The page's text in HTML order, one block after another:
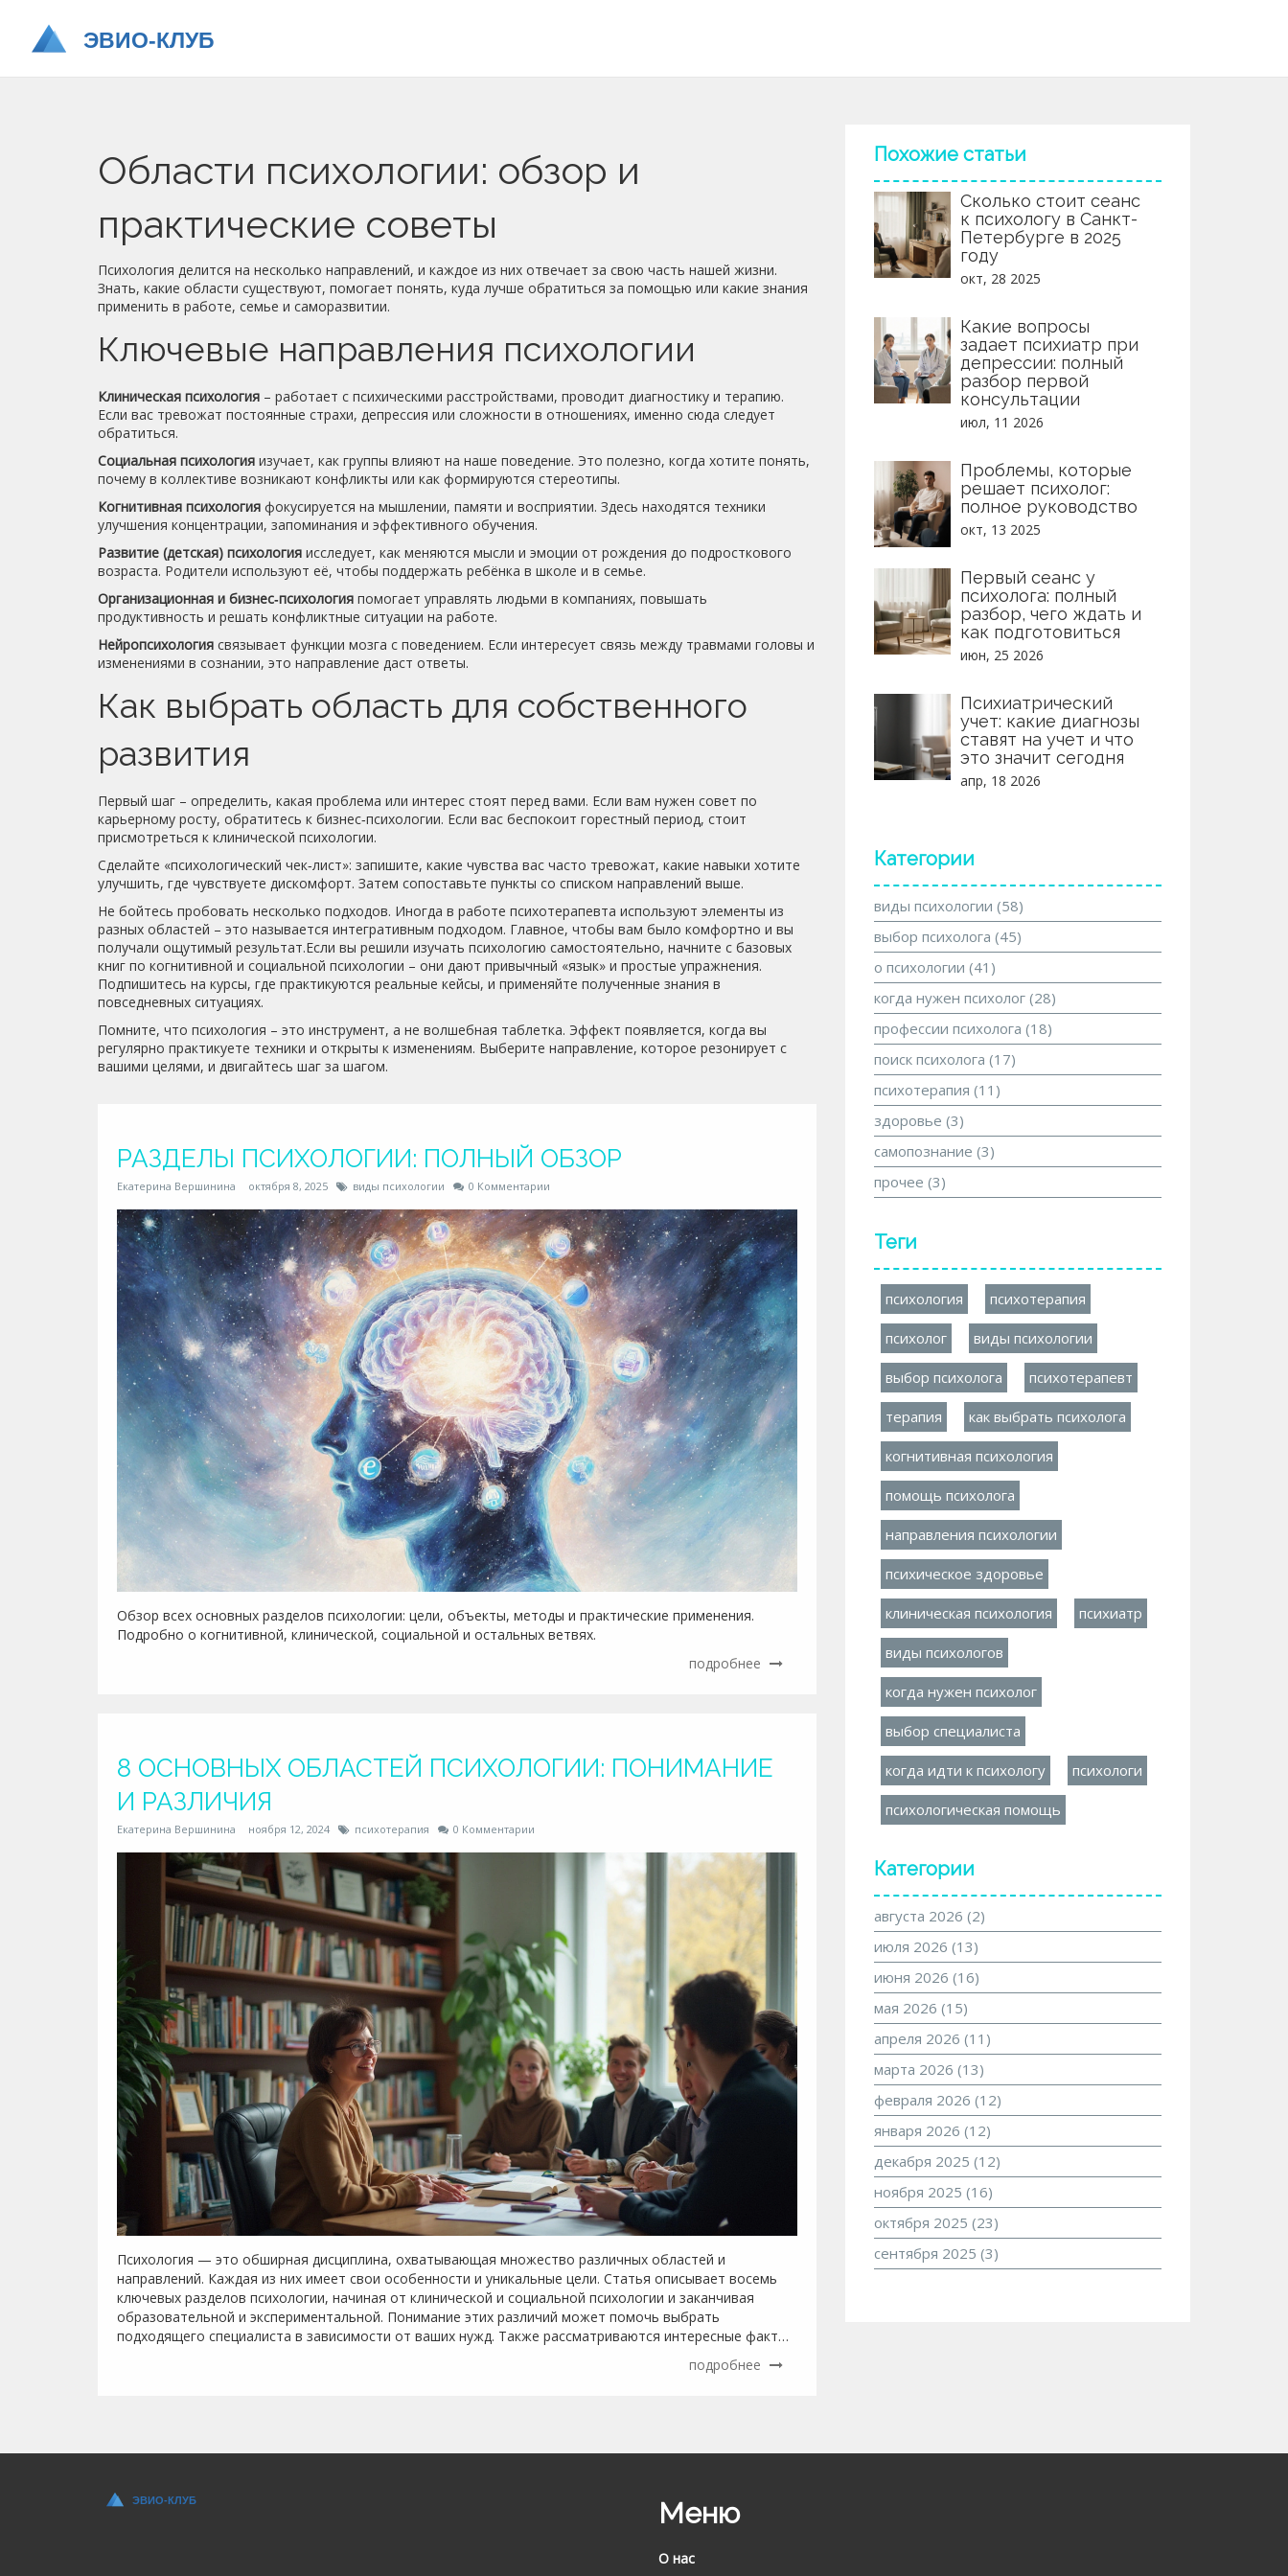
Области психологии: обзор и
практические советы
Психология делится на несколько направлений, и каждое из них отвечает за свою часть нашей жизни.
Знать, какие области существуют, помогает понять, куда лучше обратиться за помощью или какие знания
применить в работе, семье и саморазвитии.
Ключевые направления психологии
Клиническая психология – работает с психическими расстройствами, проводит диагностику и терапию.
Если вас тревожат постоянные страхи, депрессия или сложности в отношениях, именно сюда следует
обратиться.
Социальная психология изучает, как группы влияют на наше поведение. Это полезно, когда хотите понять,
почему в коллективе возникают конфликты или как формируются стереотипы.
Когнитивная психология фокусируется на мышлении, памяти и восприятии. Здесь находятся техники
улучшения концентрации, запоминания и эффективного обучения.
Развитие (детская) психология исследует, как меняются мысли и эмоции от рождения до подросткового
возраста. Родители используют её, чтобы поддержать ребёнка в школе и в семье.
Организационная и бизнес‑психология помогает управлять людьми в компаниях, повышать
продуктивность и решать конфликтные ситуации на работе.
Нейропсихология связывает функции мозга с поведением. Если интересует связь между травмами головы и
изменениями в сознании, это направление даст ответы.
Как выбрать область для собственного
развития
Первый шаг – определить, какая проблема или интерес стоят перед вами. Если вам нужен совет по
карьерному росту, обратитесь к бизнес‑психологии. Если вас беспокоит горестный период, стоит
присмотреться к клинической психологии.
Сделайте «психологический чек‑лист»: запишите, какие чувства вас часто тревожат, какие навыки хотите
улучшить, где чувствуете дискомфорт. Затем сопоставьте пункты со списком направлений выше.
Не бойтесь пробовать несколько подходов. Иногда в работе психотерапевта используют элементы из
разных областей – это называется интегративным подходом. Главное, чтобы вам было комфортно и вы
получали ощутимый результат.Если вы решили изучать психологию самостоятельно, начните с базовых
книг по когнитивной и социальной психологии – они дают привычный «язык» и простые упражнения.
Подпишитесь на курсы, где практикуются реальные кейсы, и применяйте полученные знания в
повседневных ситуациях.
Помните, что психология – это инструмент, а не волшебная таблетка. Эффект появляется, когда вы
регулярно практикуете техники и открыты к изменениям. Выберите направление, которое резонирует с
вашими целями, и двигайтесь шаг за шагом.
РАЗДЕЛЫ ПСИХОЛОГИИ: ПОЛНЫЙ ОБЗОР
Екатерина Вершинина октября 8, 2025 виды психологии 0 Комментарии
Обзор всех основных разделов психологии: цели, объекты, методы и практические применения.
Подробно о когнитивной, клинической, социальной и остальных ветвях.
подробнее
8 ОСНОВНЫХ ОБЛАСТЕЙ ПСИХОЛОГИИ: ПОНИМАНИЕ
И РАЗЛИЧИЯ
Екатерина Вершинина ноября 12, 2024 психотерапия 0 Комментарии
Психология — это обширная дисциплина, охватывающая множество различных областей и
направлений. Каждая из них имеет свои особенности и уникальные цели. Статья описывает восемь
ключевых разделов психологии, начиная от клинической и социальной психологии и заканчивая
образовательной и экспериментальной. Понимание этих различий может помочь выбрать
подходящего специалиста в зависимости от ваших нужд. Также рассматриваются интересные факты
подробнее
Похожие статьи
Сколько стоит сеанс
к психологу в Санкт-
Петербурге в 2025
году
окт, 28 2025
Какие вопросы
задает психиатр при
депрессии: полный
разбор первой
консультации
июл, 11 2026
Проблемы, которые
решает психолог:
полное руководство
окт, 13 2025
Первый сеанс у
психолога: полный
разбор, чего ждать и
как подготовиться
июн, 25 2026
Психиатрический
учет: какие диагнозы
ставят на учет и что
это значит сегодня
апр, 18 2026
Категории
виды психологии (58)
выбор психолога (45)
о психологии (41)
когда нужен психолог (28)
профессии психолога (18)
поиск психолога (17)
психотерапия (11)
здоровье (3)
самопознание (3)
прочее (3)
Теги
психология психотерапия
психолог виды психологии
выбор психолога психотерапевт
терапия как выбрать психолога
когнитивная психология
помощь психолога
направления психологии
психическое здоровье
клиническая психология психиатр
виды психологов
когда нужен психолог
выбор специалиста
когда идти к психологу психологи
психологическая помощь
Категории
августа 2026 (2)
июля 2026 (13)
июня 2026 (16)
мая 2026 (15)
апреля 2026 (11)
марта 2026 (13)
февраля 2026 (12)
января 2026 (12)
декабря 2025 (12)
ноября 2025 (16)
октября 2025 (23)
сентября 2025 (3)
Меню
О нас